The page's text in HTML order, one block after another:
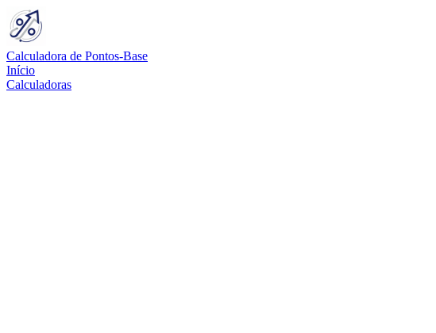
Calculadora de Pontos-Base
Início
Calculadoras